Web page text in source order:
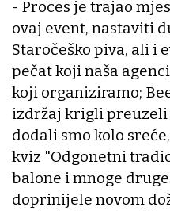
- Proces je trajao
ovaj event, nastaviti
Staročeško piva, ali i
pečat koji naša
koji organiziramo;
izdržaj krigli preuzeli
dodali smo kolo
kviz "Odgonetni
balone i mnoge
doprinijele novom